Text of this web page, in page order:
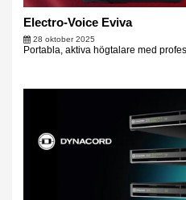
Electro-Voice Eviva
28 oktober 2025
Portabla, aktiva högtalare med